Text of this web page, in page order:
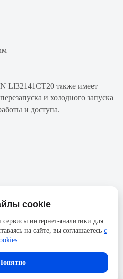
LI32141CT20 также имеет
и холодного запуска
и доступа.
146
, чтобы иметь
вопросы.
могут отличаться от реального
Компания АйДистрибьют не несёт
текущей модели товаров фотографиям,
cookie
интернет-аналитики для
на сайте, вы соглашаетесь с
.